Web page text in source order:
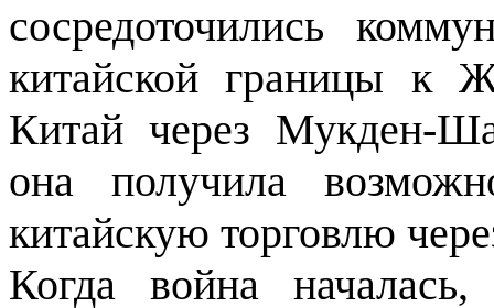
сосредоточились
китайской границы к
Китай через Мукден-
она получила
китайскую торговлю
Когда война